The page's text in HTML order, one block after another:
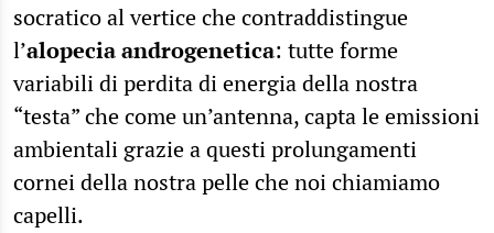
socratico al vertice che contraddistingue
l’alopecia androgenetica: tutte forme
variabili di perdita di energia della nostra
“testa” che come un’antenna, capta le emissioni
ambientali grazie a questi prolungamenti
cornei della nostra pelle che noi chiamiamo
capelli.